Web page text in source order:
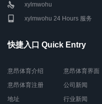
xylmwohu
xylmwohu 24 Hours 服务
快捷入口 Quick Entry
意昂体育介绍
意昂体育注册
地址
意昂体育界面
公司新闻
行业新闻